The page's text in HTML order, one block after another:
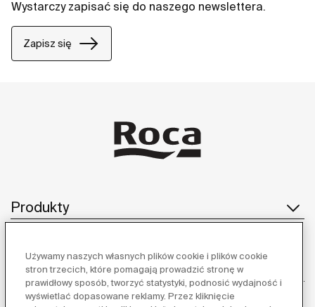
Wystarczy zapisać się do naszego newslettera.
Zapisz się
Produkty
Obsługa klienta
Używamy naszych własnych plików cookie i plików cookie
stron trzecich, które pomagają prowadzić stronę w
prawidłowy sposób, tworzyć statystyki, podnosić wydajność i
wyświetlać dopasowane reklamy. Przez kliknięcie